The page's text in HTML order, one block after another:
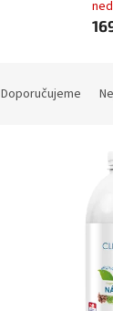
Doporučujeme